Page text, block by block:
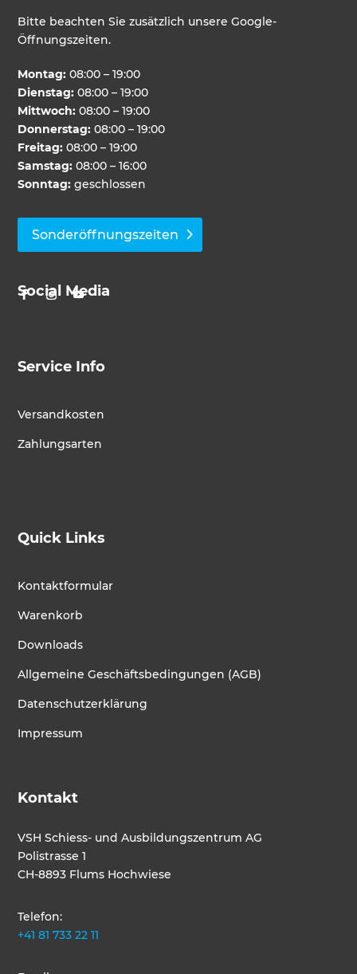
Bitte beachten Sie zusätzlich unsere Google-
Öffnungszeiten.
Montag: 08:00 – 19:00
Dienstag: 08:00 – 19:00
Mittwoch: 08:00 – 19:00
Donnerstag: 08:00 – 19:00
Freitag: 08:00 – 19:00
Samstag: 08:00 – 16:00
Sonntag: geschlossen
Sonderöffnungszeiten
Social Media
Service Info
Versandkosten
Zahlungsarten
Quick Links
Kontaktformular
Warenkorb
Downloads
Allgemeine Geschäftsbedingungen (AGB)
Datenschutzerklärung
Impressum
Kontakt
VSH Schiess- und Ausbildungszentrum AG
Polistrasse 1
CH-8893 Flums Hochwiese
Telefon:
+41 81 733 22 11